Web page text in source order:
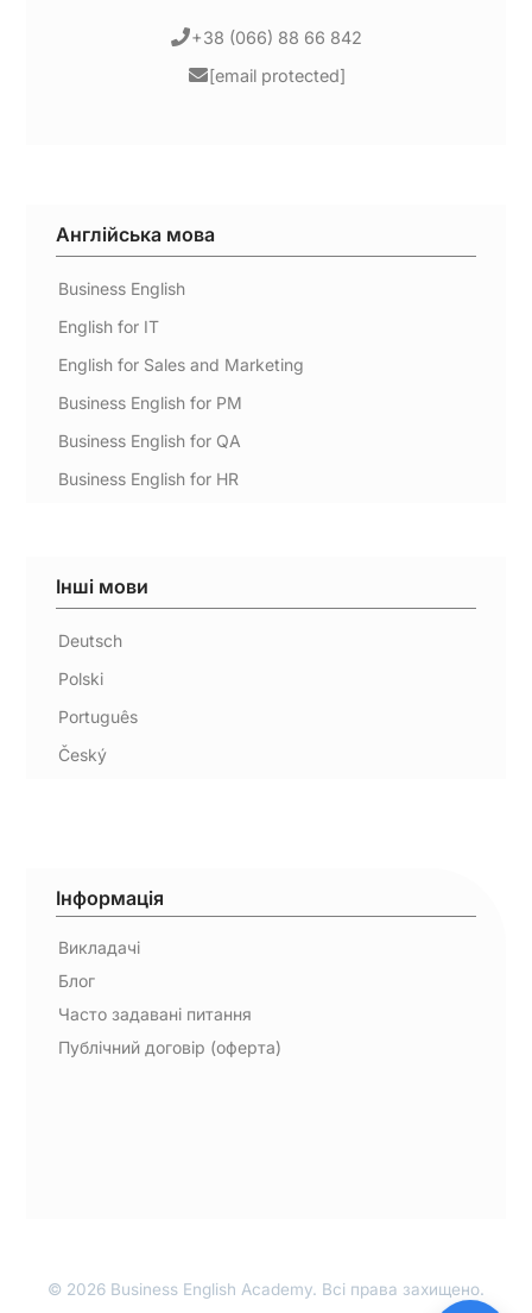
+38 (066) 88 66 842
[email protected]
Англійська мова
Business English
English for IT
English for Sales and Marketing
Business English for PM
Business English for QA
Business English for HR
Інші мови
Deutsch
Polski
Português
Český
Інформація
Викладачі
Блог
Часто задавані питання
Публічний договір (оферта)
© 2026 Business English Academy. Всі права захищено.